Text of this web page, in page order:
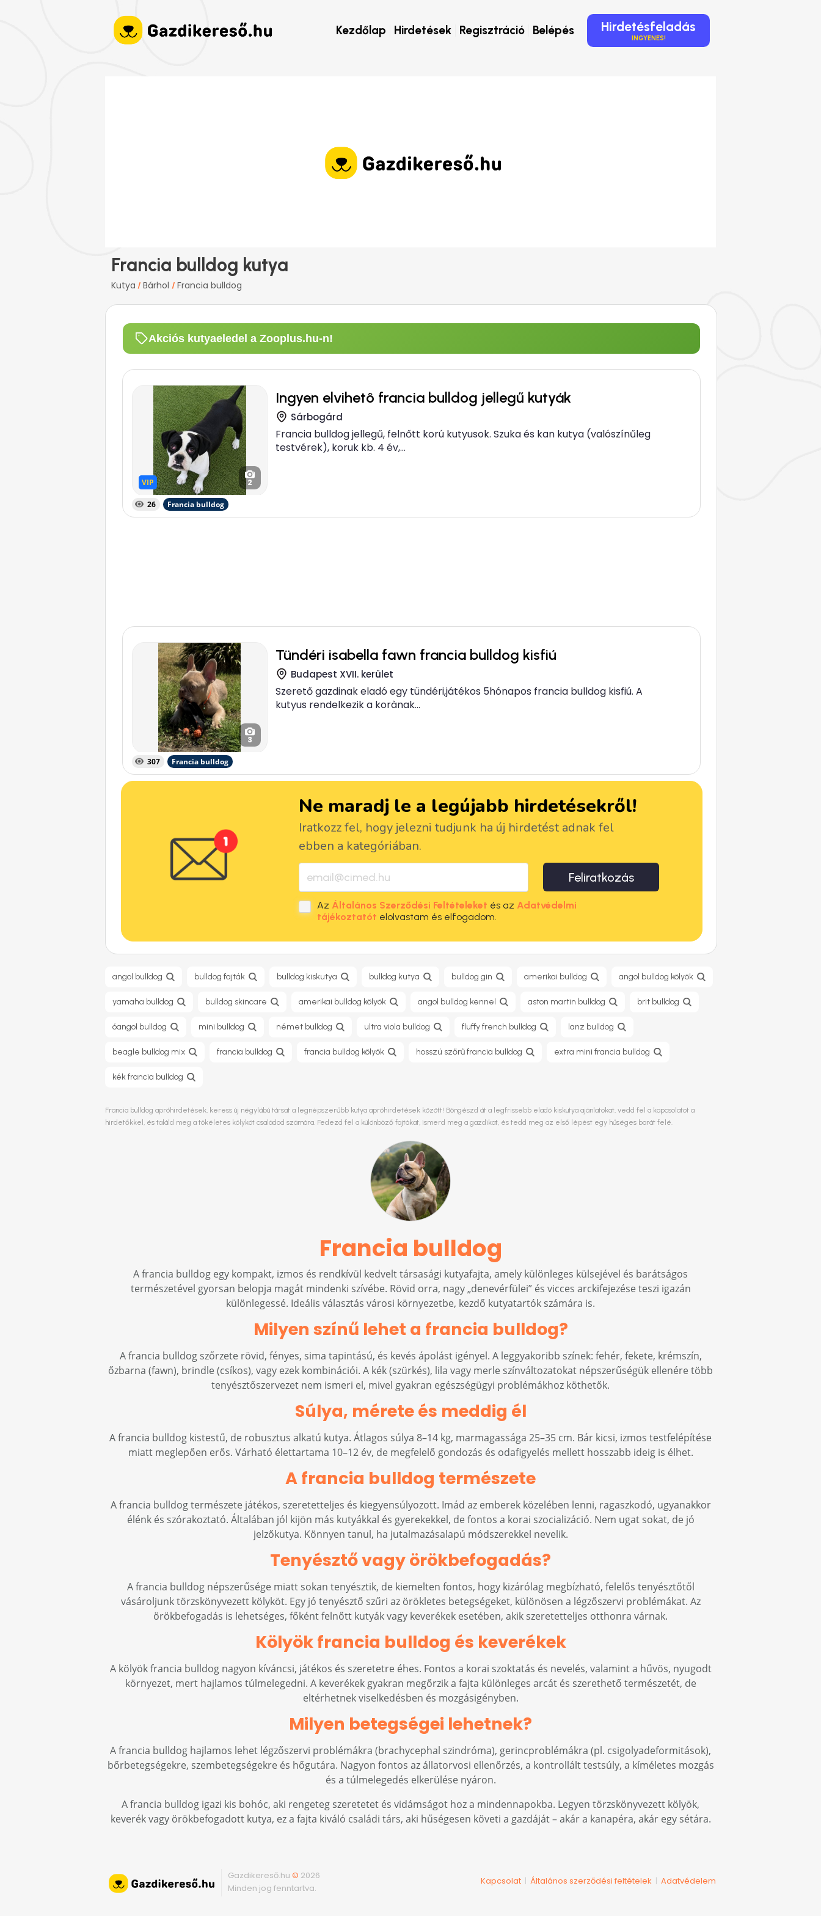
Hirdetésfeladás
INGYENES!
Belépés
Regisztráció
Hirdetések
Kezdőlap
Francia bulldog kutya
Kutya / Bárhol / Francia bulldog
Akciós kutyaeledel a Zooplus.hu-n!
VIP
VIP 2
Ingyen elvihetô francia bulldog jellegű kutyák
Sárbogárd
Francia bulldog jellegű, felnőtt korú kutyusok. Szuka és kan kutya (valószínűleg
testvérek), koruk kb. 4 év,...
26 Francia bulldog
3
Tündéri isabella fawn francia bulldog kisfiú
Budapest XVII. kerület
Szerető gazdinak eladó egy tündéri,játékos 5hónapos francia bulldog kisfiú. A
kutyus rendelkezik a korànak...
307 Francia bulldog
Ne maradj le a legújabb hirdetésekről!
Iratkozz fel, hogy jelezni tudjunk ha új hirdetést adnak fel
ebben a kategóriában.
Feliratkozás
Az Általános Szerződési Feltételeket és az Adatvédelmi
tájékoztatót elolvastam és elfogadom.
angol bulldog bulldog fajták bulldog kiskutya bulldog kutya bulldog gin amerikai bulldog angol bulldog kölyök
yamaha bulldog bulldog skincare amerikai bulldog kölyök angol bulldog kennel aston martin bulldog brit bulldog
óangol bulldog​ mini bulldog német bulldog​ ultra viola bulldog fluffy french bulldog lanz bulldog
beagle bulldog mix francia bulldog francia bulldog kölyök hosszú szőrű francia bulldog extra mini francia bulldog
kék francia bulldog
Francia bulldog apróhirdetések, keress új négylábú társat a legnépszerűbb kutya apróhirdetések között! Böngészd át a legfrissebb eladó kiskutya ajánlatokat, vedd fel a kapcsolatot a
hirdetőkkel, és találd meg a tökéletes kölyköt családod számára. Fedezd fel a különböző fajtákat, ismerd meg a gazdikat, és tedd meg az első lépést egy hűséges barát felé.
Francia bulldog
A francia bulldog egy kompakt, izmos és rendkívül kedvelt társasági kutyafajta, amely különleges külsejével és barátságos
természetével gyorsan belopja magát mindenki szívébe. Rövid orra, nagy „denevérfülei” és vicces arckifejezése teszi igazán
különlegessé. Ideális választás városi környezetbe, kezdő kutyatartók számára is.
Milyen színű lehet a francia bulldog?
A francia bulldog szőrzete rövid, fényes, sima tapintású, és kevés ápolást igényel. A leggyakoribb színek: fehér, fekete, krémszín,
őzbarna (fawn), brindle (csíkos), vagy ezek kombinációi. A kék (szürkés), lila vagy merle színváltozatokat népszerűségük ellenére több
tenyésztőszervezet nem ismeri el, mivel gyakran egészségügyi problémákhoz köthetők.
Súlya, mérete és meddig él
A francia bulldog kistestű, de robusztus alkatú kutya. Átlagos súlya 8–14 kg, marmagassága 25–35 cm. Bár kicsi, izmos testfelépítése
miatt meglepően erős. Várható élettartama 10–12 év, de megfelelő gondozás és odafigyelés mellett hosszabb ideig is élhet.
A francia bulldog természete
A francia bulldog természete játékos, szeretetteljes és kiegyensúlyozott. Imád az emberek közelében lenni, ragaszkodó, ugyanakkor
élénk és szórakoztató. Általában jól kijön más kutyákkal és gyerekekkel, de fontos a korai szocializáció. Nem ugat sokat, de jó
jelzőkutya. Könnyen tanul, ha jutalmazásalapú módszerekkel nevelik.
Tenyésztő vagy örökbefogadás?
A francia bulldog népszerűsége miatt sokan tenyésztik, de kiemelten fontos, hogy kizárólag megbízható, felelős tenyésztőtől
vásároljunk törzskönyvezett kölyköt. Egy jó tenyésztő szűri az örökletes betegségeket, különösen a légzőszervi problémákat. Az
örökbefogadás is lehetséges, főként felnőtt kutyák vagy keverékek esetében, akik szeretetteljes otthonra várnak.
Kölyök francia bulldog és keverékek
A kölyök francia bulldog nagyon kíváncsi, játékos és szeretetre éhes. Fontos a korai szoktatás és nevelés, valamint a hűvös, nyugodt
környezet, mert hajlamos túlmelegedni. A keverékek gyakran megőrzik a fajta különleges arcát és szerethető természetét, de
eltérhetnek viselkedésben és mozgásigényben.
Milyen betegségei lehetnek?
A francia bulldog hajlamos lehet légzőszervi problémákra (brachycephal szindróma), gerincproblémákra (pl. csigolyadeformitások),
bőrbetegségekre, szembetegségekre és hőgutára. Nagyon fontos az állatorvosi ellenőrzés, a kontrollált testsúly, a kíméletes mozgás
és a túlmelegedés elkerülése nyáron.
A francia bulldog igazi kis bohóc, aki rengeteg szeretetet és vidámságot hoz a mindennapokba. Legyen törzskönyvezett kölyök,
keverék vagy örökbefogadott kutya, ez a fajta kiváló családi társ, aki hűségesen követi a gazdáját – akár a kanapéra, akár egy sétára.
Gazdikereső.hu © 2026
Minden jog fenntartva.
Kapcsolat Általános szerződési feltételek Adatvédelem